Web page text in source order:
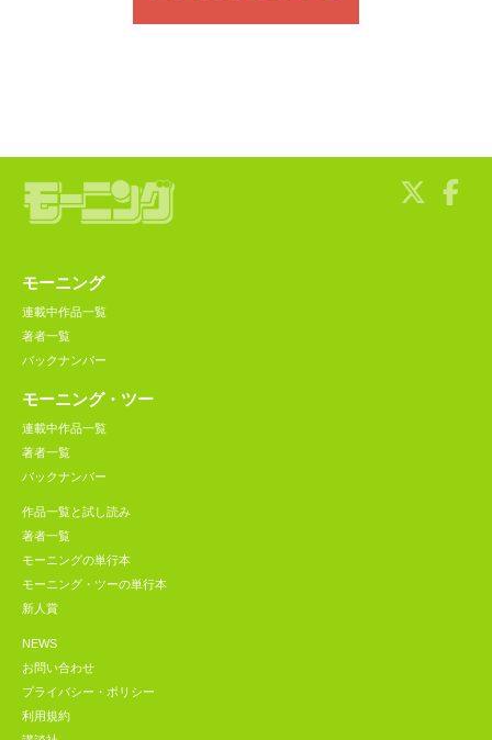
モーニング
連載中作品一覧
著者一覧
バックナンバー
モーニング・ツー
連載中作品一覧
著者一覧
バックナンバー
作品一覧と試し読み
著者一覧
モーニングの単行本
モーニング・ツーの単行本
新人賞
NEWS
お問い合わせ
プライバシー・ポリシー
利用規約